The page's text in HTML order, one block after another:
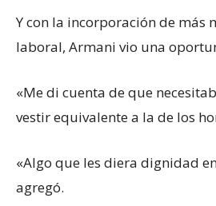
Y con la incorporación de más
laboral, Armani vio una
«Me di cuenta de que
vestir equivalente a la de los
«Algo que les diera dignidad
agregó.